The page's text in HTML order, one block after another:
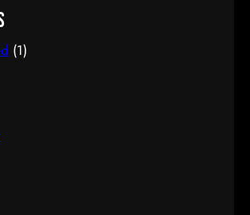
a zenekart Harmónia Big Band
meg a közönség. Ezt a
és 2000. januárjától
(1)